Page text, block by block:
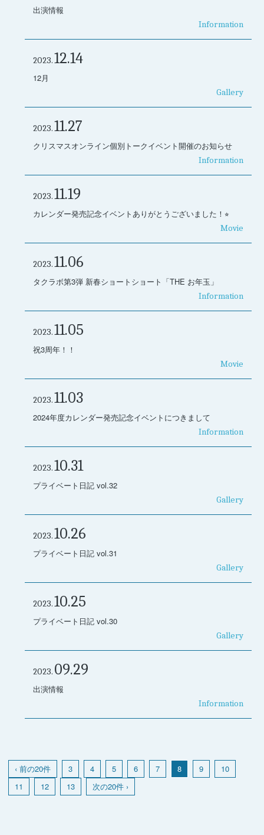
出演情報
Information
2023.12.14
12月
Gallery
2023.11.27
クリスマスオンライン個別トークイベント開催のお知らせ
Information
2023.11.19
カレンダー発売記念イベントありがとうございました！⭐︎
Movie
2023.11.06
タクラボ第3弾 新春ショートショート「THE お年玉」
Information
2023.11.05
祝3周年！！
Movie
2023.11.03
2024年度カレンダー発売記念イベントにつきまして
Information
2023.10.31
プライベート日記 vol.32
Gallery
2023.10.26
プライベート日記 vol.31
Gallery
2023.10.25
プライベート日記 vol.30
Gallery
2023. 09.29
出演情報
Information
‹ 前の20件 3 4 5 6 7 8 9
10
11
12 13 次の20件 ›